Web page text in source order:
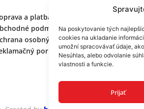
Na poskytovanie tých
cookies na ukladanie
umožní spracovávať údaje,
Nesúhlas, alebo odvolanie
vlastnosti a funkcie.
Prijať
a platba
podmienky
osobných údajov
poriadok